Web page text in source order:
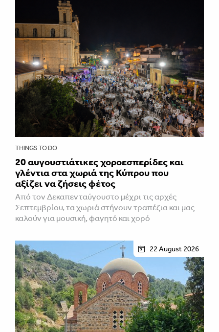
THINGS TO DO
20 αυγουστιάτικες χοροεσπερίδες και
γλέντια στα χωριά της Κύπρου που
αξίζει να ζήσεις φέτος
Από τον Δεκαπενταύγουστο μέχρι τις αρχές
Σεπτεμβρίου, τα χωριά στήνουν τραπέζια και μας
καλούν για μουσική, φαγητό και χορό
22 August 2026